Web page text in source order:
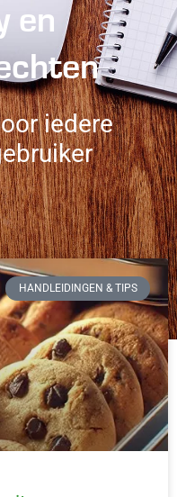
en
iedere
HANDLEIDINGEN & TIPS